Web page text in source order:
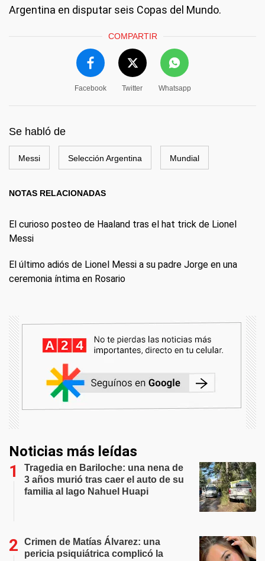
Argentina en disputar seis Copas del Mundo.
COMPARTIR
Facebook Twitter Whatsapp
Se habló de
Messi Selección Argentina Mundial
NOTAS RELACIONADAS
El curioso posteo de Haaland tras el hat trick de Lionel
Messi
El último adiós de Lionel Messi a su padre Jorge en una
ceremonia íntima en Rosario
Noticias más leídas
Tragedia en Bariloche: una nena de
3 años murió tras caer el auto de su
familia al lago Nahuel Huapi
Crimen de Matías Álvarez: una
pericia psiquiátrica complicó la